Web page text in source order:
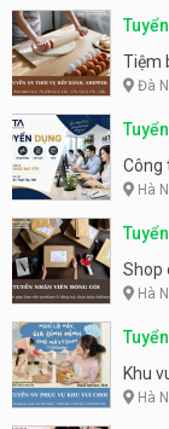
Tiệm
Đà
Công
Hà
Shop
Hà
động
Khu
Hà